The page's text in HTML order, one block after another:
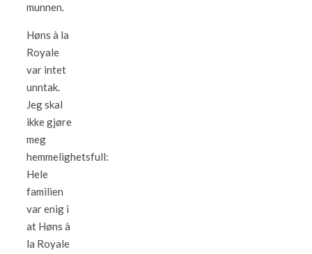
munnen.
Høns à la
Royale
var intet
unntak.
Jeg skal
ikke gjøre
meg
hemmelighetsfull:
Hele
familien
var enig i
at Høns à
la Royale